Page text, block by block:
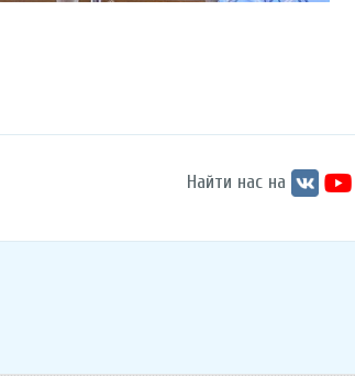
Найти нас на